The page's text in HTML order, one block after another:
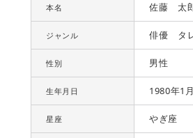
本名 佐藤 太
ジャンル 俳優 タ
性別 男性
生年月日 1980年1
星座 やぎ座